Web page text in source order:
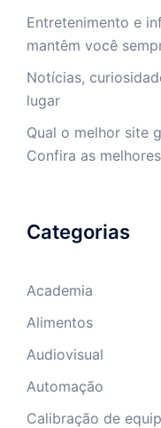
Entretenimento e
mantêm você
Notícias,
lugar
Qual o melhor site
Confira as
Categorias
Academia
Alimentos
Audiovisual
Automação
Calibração de